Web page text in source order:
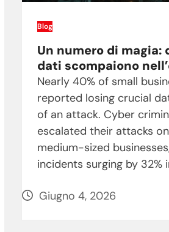
Blog
Un numero di magia:
dati scompaiono
Nearly 40% of small
reported losing crucial
of an attack. Cyber
escalated their attacks
medium-sized
incidents surging by 32%
Giugno 4, 2026